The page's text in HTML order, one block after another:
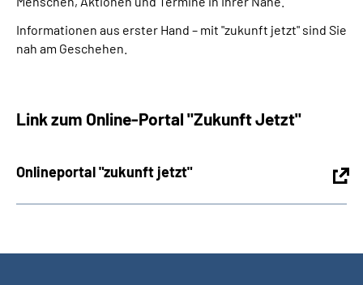
Informationen aus erster Hand – mit "zukunft jetzt" sind Sie
nah am Geschehen.
Link zum Online-Portal "Zukunft Jetzt"
Onlineportal "zukunft jetzt"